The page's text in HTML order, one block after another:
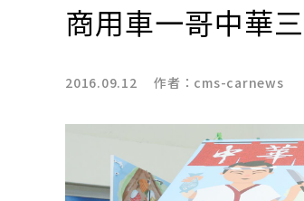
商用車一哥中華
2016.09.12 作者： cms-carnews